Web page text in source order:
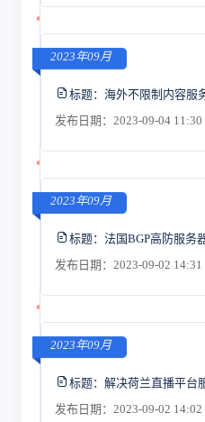
2023年09月
标题： 海外不限制内容服
发布日期：2023-09-04 11:30
2023年09月
标题： 法国BGP高防服务
发布日期：2023-09-02 14:31
2023年09月
标题： 解决荷兰直播平台
发布日期：2023-09-02 14:02